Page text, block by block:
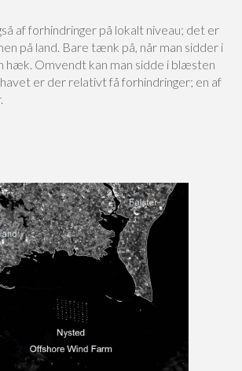
af forhindringer på lokalt niveau; det er
på land. Bare tænk på, når man sidder i
hæk. Omvendt kan man sidde i blæsten
er der relativt få forhindringer; en af